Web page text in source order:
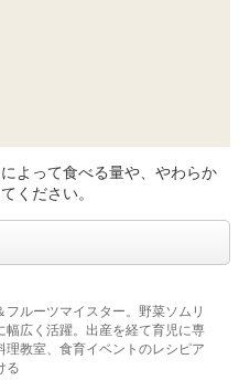
よって食べる量や、やわらか
ください。
ルーツマイスター。野菜ソムリ
幅広く活躍。出産を経て育児に専
理教室、食育イベントのレシピア
る